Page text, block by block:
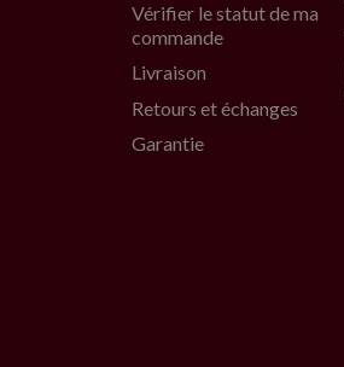
Vérifier le statut de ma
commande
Livraison
Retours et échanges
Garantie